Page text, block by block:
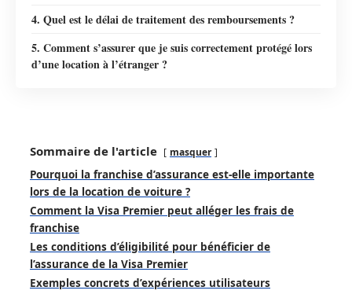
4. Quel est le délai de traitement des remboursements ?
5. Comment s’assurer que je suis correctement protégé lors
d’une location à l’étranger ?
Sommaire de l'article masquer
Pourquoi la franchise d’assurance est-elle importante
lors de la location de voiture ?
Comment la Visa Premier peut alléger les frais de
franchise
Les conditions d’éligibilité pour bénéficier de
l’assurance de la Visa Premier
Exemples concrets d’expériences utilisateurs